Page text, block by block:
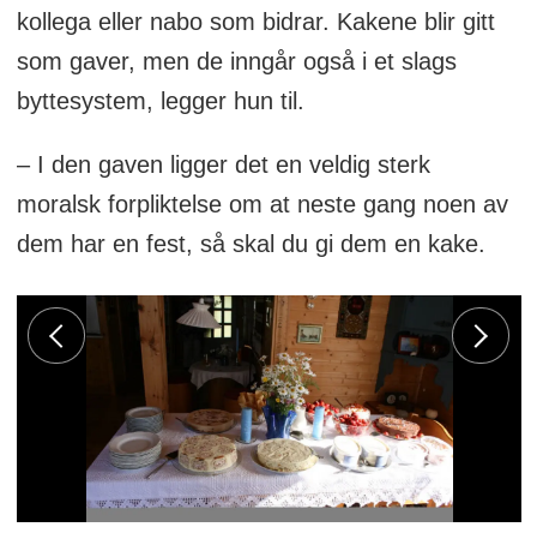
kollega eller nabo som bidrar. Kakene blir gitt
som gaver, men de inngår også i et slags
byttesystem, legger hun til.
– I den gaven ligger det en veldig sterk
moralsk forpliktelse om at neste gang noen av
dem har en fest, så skal du gi dem en kake.